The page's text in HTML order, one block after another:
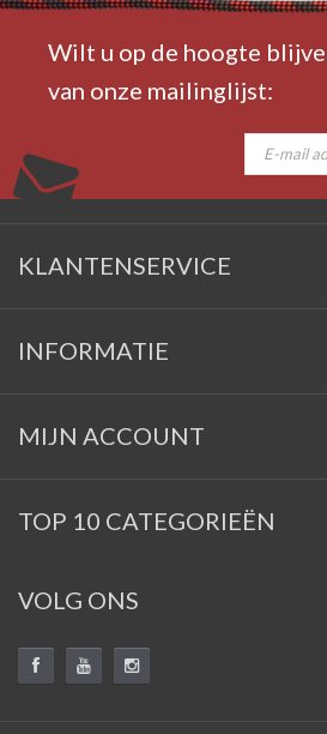
Wilt u op de hoogte
van onze mailinglijst:
KLANTENSERVICE
INFORMATIE
MIJN ACCOUNT
TOP 10 CATEGORIEËN
VOLG ONS